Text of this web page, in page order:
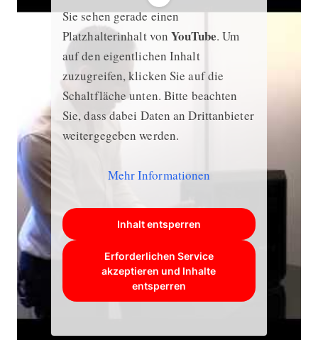
Sie sehen gerade einen
Platzhalterinhalt vonYouTube. Um
auf den eigentlichen Inhalt
zuzugreifen, klicken Sie auf die
Schaltfläche unten. Bitte beachten
Sie, dass dabei Daten an Drittanbieter
weitergegeben werden.
Mehr Informationen
Inhalt entsperren
Erforderlichen Service
akzeptieren und Inhalte
entsperren